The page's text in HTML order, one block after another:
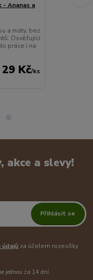
- Ananas a
a máty, bez
Osvěžující
práce i na
29 Kč/ks
akce a slevy!
Přihlásit se
údajů za účelem rozesílky
jednou za 14 dní.